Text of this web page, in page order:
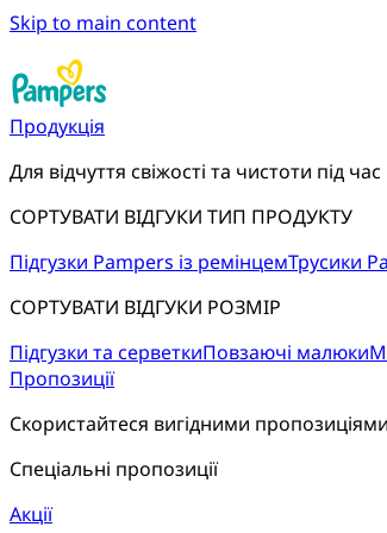
Skip to main content
Продукція
Для відчуття свіжості та чистоти під
СОРТУВАТИ ВІДГУКИ ТИП ПРОДУКТУ
Підгузки Pampers із ремінцемТрусики
СОРТУВАТИ ВІДГУКИ РОЗМІР
Підгузки та серветкиПовзаючі малюки
Пропозиції
Скористайтеся вигідними
Спеціальні пропозиції
Акції